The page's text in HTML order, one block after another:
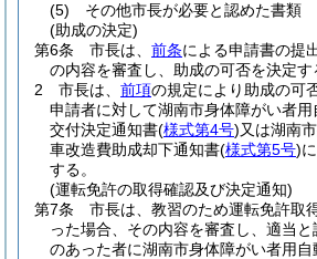
(5)
その他市長が必要と認めた書類
(助成の決定)
第6条
市長は、 前条による申請書の提
の内容を審査し、助成の可否を決定す
2
市長は、 前項の規定により助成の可
申請者に対して湖南市身体障がい者
交付決定通知書(様式第4号)又は湖南
車改造費助成却下通知書(様式第5号)
する。
(運転免許の取得確認及び決定通知)
第7条
市長は、教習のため運転免許取
った場合、その内容を審査し、適当
のあった者に湖南市身体障がい者用